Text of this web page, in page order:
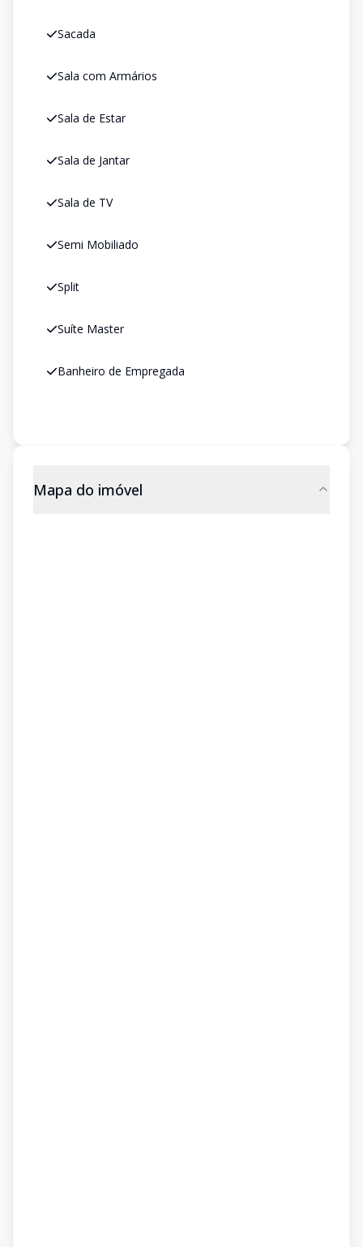
Sacada
Sala com Armários
Sala de Estar
Sala de Jantar
Sala de TV
Semi Mobiliado
Split
Suíte Master
Banheiro de Empregada
Mapa do imóvel